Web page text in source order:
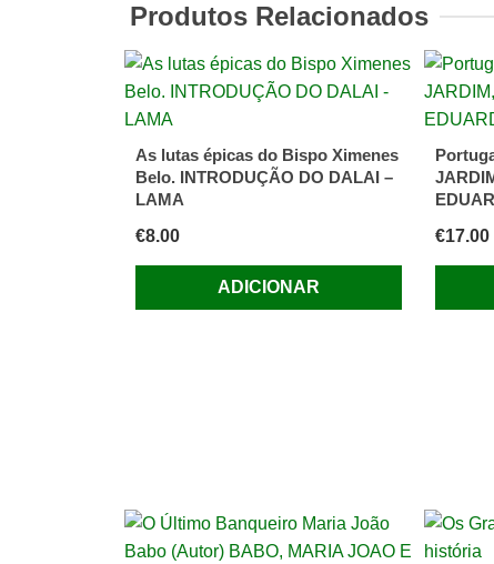
Sua
Obra,
Gastão,
Produtos Relacionados
As lutas épicas do Bispo Ximenes
Belo. INTRODUÇÃO DO DALAI –
LAMA
€8.00
ADICIONAR
€17.00